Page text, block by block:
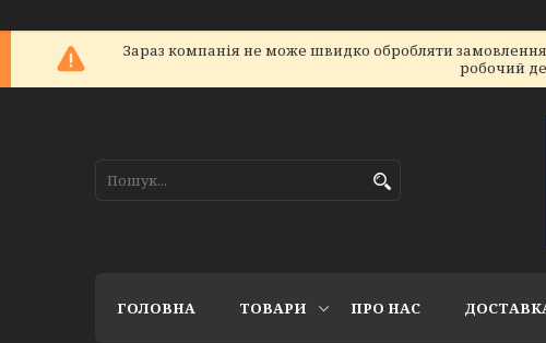
Зараз компанія не може швидко обробляти
робочий
ГОЛОВНА ТОВАРИ ПРО НАС